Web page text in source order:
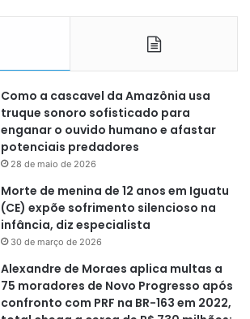
Como a cascavel da Amazônia usa
truque sonoro sofisticado para
enganar o ouvido humano e afastar
potenciais predadores
28 de maio de 2026
Morte de menina de 12 anos em Iguatu
(CE) expõe sofrimento silencioso na
infância, diz especialista
30 de março de 2026
Alexandre de Moraes aplica multas a
75 moradores de Novo Progresso após
confronto com PRF na BR-163 em 2022,